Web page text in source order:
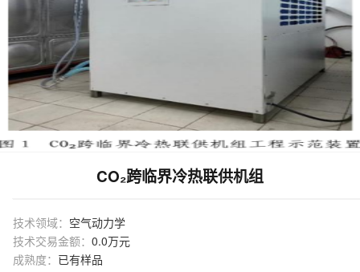
CO₂跨临界冷热联供机组
技术领域： 空气动力学
技术交易金额： 0.0万元
成熟度： 已有样品